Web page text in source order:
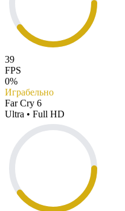
39
FPS
0%
Играбельно
Far Cry 6
Ultra • Full HD